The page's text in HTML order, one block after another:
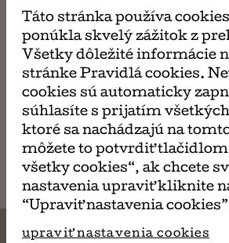
požičaj si
ma 2,60 €
napísať
email
Táto stránka používa
ponúkla skvelý zážitok z
Všetky dôležité informácie
stránke Pravidlá cookies.
cookies sú automaticky
súhlasíte s prijatím
ktoré sa nachádzajú na
môžete to potvrdiť
všetky cookies“, ak chcete
nastavenia upraviť kliknite
“Upraviť nastavenia
upraviť nastavenia cookies